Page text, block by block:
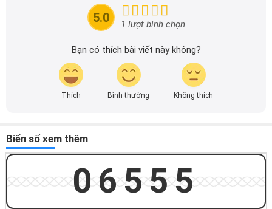
tin nhanh chóng và dễ dàng hơn.
5.0 1 lượt bình chọn
Bạn có thích bài viết này không?
Thích Bình thường Không thích
Biển số xem thêm
06555